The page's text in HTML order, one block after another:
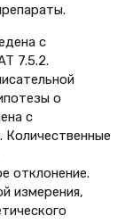
с
7.5.2.
о
с
Количественные
отклонение.
измерения,